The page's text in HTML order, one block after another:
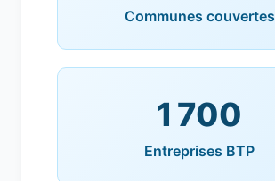
Communes couvertes
1 700
Entreprises BTP